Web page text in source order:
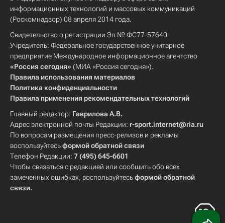
информационных технологий и массовых коммуникаций
(Роскомнадзор) 08 апреля 2014 года.
Свидетельство о регистрации Эл № ФС77-57640
Учредитель: Федеральное государственное унитарное
предприятие Международное информационное агентство
«Россия сегодня» (МИА «Россия сегодня»).
Правила использования материалов
Политика конфиденциальности
Правила применения рекомендательных технологий
Главный редактор: Гаврилова А.В.
Адрес электронной почты Редакции: r-sport.internet@ria.ru
По вопросам размещения пресс-релизов и рекламы
воспользуйтесьформой обратной связи
Телефон Редакции: 7 (495) 645-6601
Чтобы связаться с редакцией или сообщить обо всех
замеченных ошибках, воспользуйтесьформой обратной
связи.